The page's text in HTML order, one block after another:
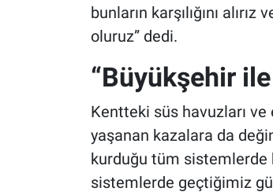
bunların karşılığını
oluruz” dedi.
“Büyükşehir
Kentteki süs havuzları
yaşanan kazalara da
kurduğu tüm sistemlerde
sistemlerde geçtiğimiz